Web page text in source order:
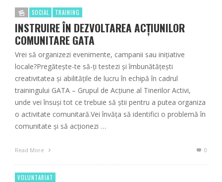
SOCIAL TRAINING
INSTRUIRE ÎN DEZVOLTAREA ACȚIUNILOR
COMUNITARE GATA
Vrei să organizezi evenimente, campanii sau inițiative
locale?Pregătește-te să-ți testezi și îmbunătățești
creativitatea și abilitățile de lucru în echipă în cadrul
trainingului GATA – Grupul de Acțiune al Tinerilor Activi,
unde vei însuși tot ce trebuie să știi pentru a putea organiza
o activitate comunitară.Vei învăța să identifici o problemă în
comunitate și să acționezi …
Read More 0
VOLUNTARIAT